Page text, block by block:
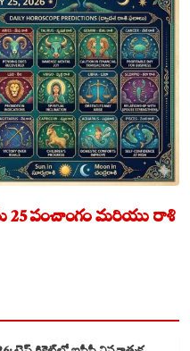
25 పంచాంగం మరియు రాశి